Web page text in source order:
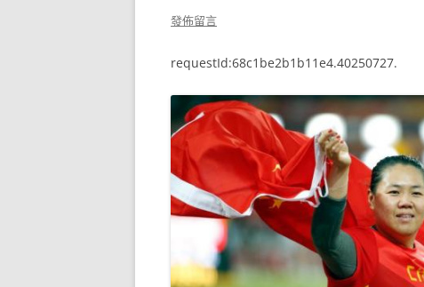
發佈留言
requestId:68c1be2b1b11e4.40250727.